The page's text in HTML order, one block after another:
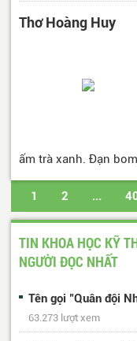
Thơ Hoàng Huy
ấm trà xanh. Đạn
1 2 ...
410 ... 488
TIN KHOA HỌC KỸ
NGƯỜI ĐỌC NHẤT
Tên gọi "Quân đội
63.273 lượt xem